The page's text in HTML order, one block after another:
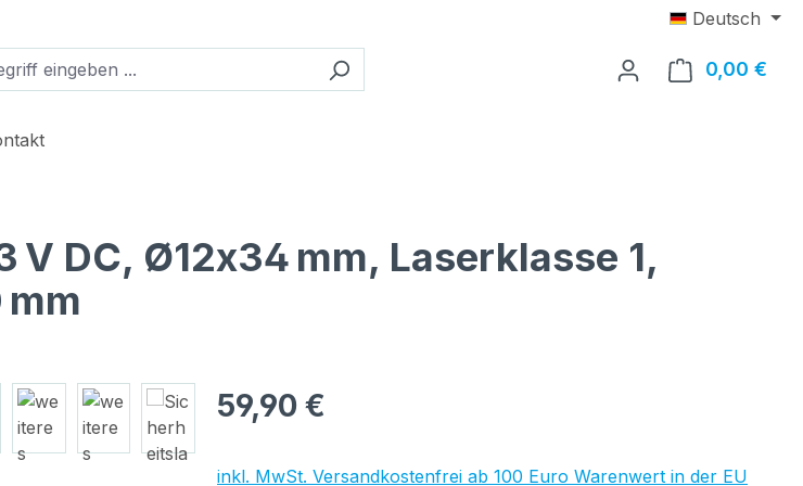
Deutsch
0,00 €
DC, Ø12x34 mm, Laserklasse 1,
Regulärer Preis:
59,90 €
inkl. MwSt. Versandkostenfrei ab 100 Euro Warenwert in der EU